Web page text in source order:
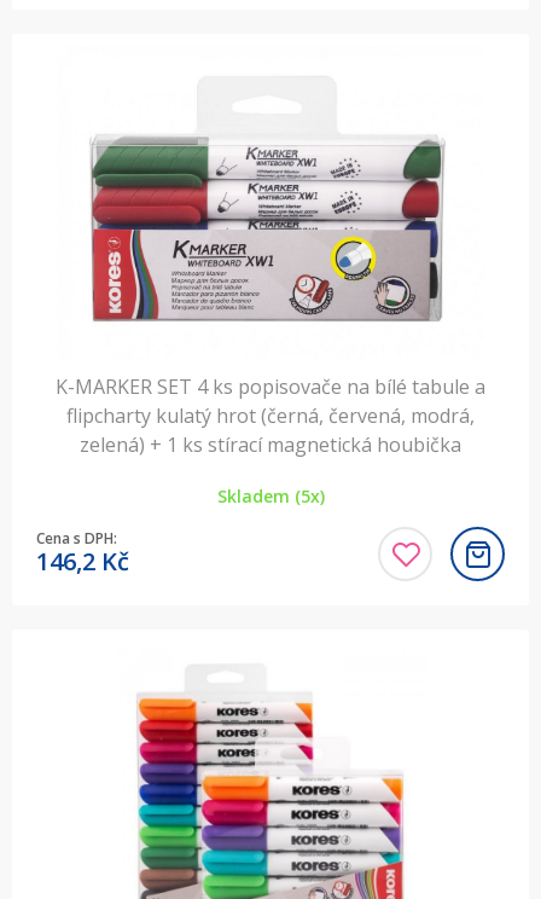
K-MARKER SET 4 ks popisovače na bílé tabule a
flipcharty kulatý hrot (černá, červená, modrá,
zelená) + 1 ks stírací magnetická houbička
Skladem (5x)
Cena s DPH:
146,2 Kč